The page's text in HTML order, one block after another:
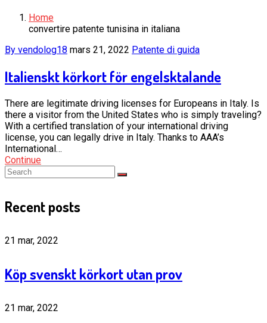
Home
convertire patente tunisina in italiana
By vendolog18 mars 21, 2022 Patente di guida
Italienskt körkort för engelsktalande
There are legitimate driving licenses for Europeans in Italy. Is
there a visitor from the United States who is simply traveling?
With a certified translation of your international driving
license, you can legally drive in Italy. Thanks to AAA’s
International…
Continue
Recent posts
21 mar, 2022
Köp svenskt körkort utan prov
21 mar, 2022